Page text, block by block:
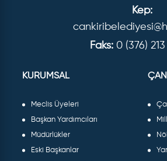
Kep:
Faks: 0 (376)
KURUMSAL
Meclis Üyeleri
Başkan Yardımcıları
Müdürlükler
Eski Başkanlar